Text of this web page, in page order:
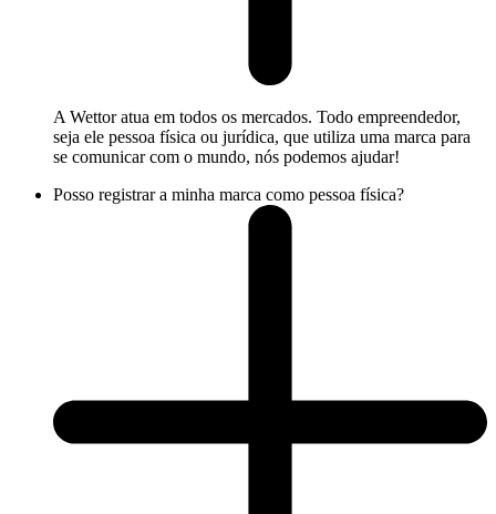
A Wettor atua em todos os mercados. Todo empreendedor,
seja ele pessoa física ou jurídica, que utiliza uma marca para
se comunicar com o mundo, nós podemos ajudar!
Posso registrar a minha marca como pessoa física?